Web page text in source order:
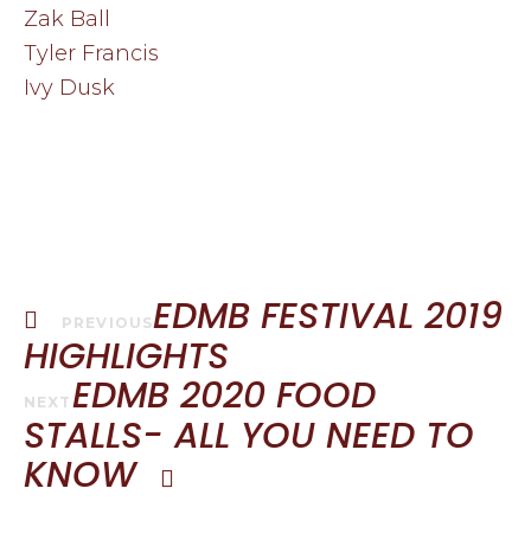
Zak Ball
Tyler Francis
Ivy Dusk
PREVIOUSEDMB FESTIVAL 2019
HIGHLIGHTS
NEXT EDMB 2020 FOOD
STALLS- ALL YOU NEED TO
KNOW